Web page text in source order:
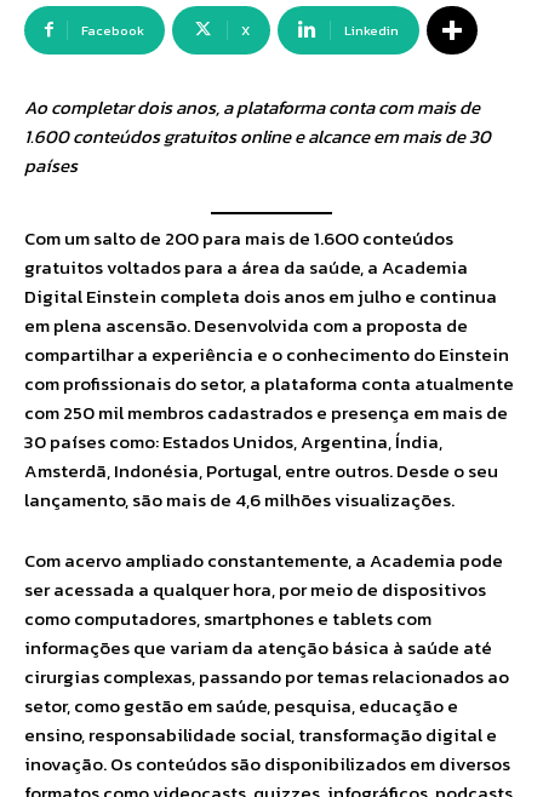
Facebook X Linkedin
Ao completar dois anos, a plataforma conta com mais de
1.600 conteúdos gratuitos online e alcance em mais de 30
países
Com um salto de 200 para mais de 1.600 conteúdos
gratuitos voltados para a área da saúde, a Academia
Digital Einstein completa dois anos em julho e continua
em plena ascensão. Desenvolvida com a proposta de
compartilhar a experiência e o conhecimento do Einstein
com profissionais do setor, a plataforma conta atualmente
com 250 mil membros cadastrados e presença em mais de
30 países como: Estados Unidos, Argentina, Índia,
Amsterdã, Indonésia, Portugal, entre outros. Desde o seu
lançamento, são mais de 4,6 milhões visualizações.
Com acervo ampliado constantemente, a Academia pode
ser acessada a qualquer hora, por meio de dispositivos
como computadores, smartphones e tablets com
informações que variam da atenção básica à saúde até
cirurgias complexas, passando por temas relacionados ao
setor, como gestão em saúde, pesquisa, educação e
ensino, responsabilidade social, transformação digital e
inovação. Os conteúdos são disponibilizados em diversos